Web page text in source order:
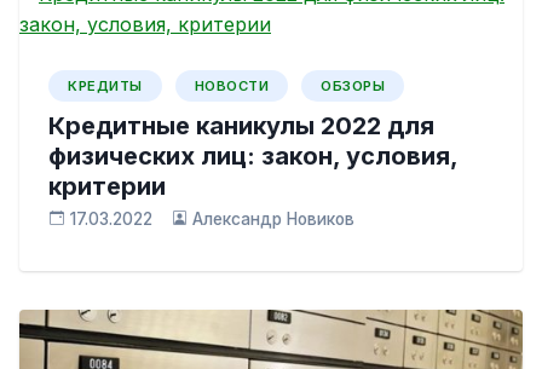
КРЕДИТЫ НОВОСТИ ОБЗОРЫ
Кредитные каникулы 2022 для
физических лиц: закон, условия,
критерии
17.03.2022 Александр Новиков